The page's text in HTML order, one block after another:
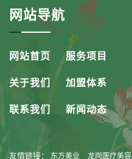
网站导航
网站首页 服务项目
关于我们 加盟体系
联系我们 新闻动态
友情链接： 东方美业 龙岗医疗美容